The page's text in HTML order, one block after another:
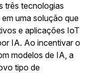
três tecnologias
uma solução que
e aplicações IoT
IA. Ao incentivar o
modelos de IA, a
tipo de